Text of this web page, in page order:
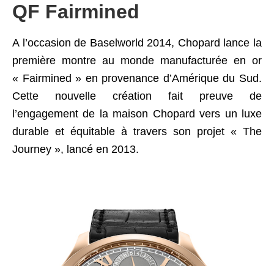
QF Fairmined
A l’occasion de Baselworld 2014, Chopard lance la
première montre au monde manufacturée en or
« Fairmined » en provenance d’Amérique du Sud.
Cette nouvelle création fait preuve de
l’engagement de la maison Chopard vers un luxe
durable et équitable à travers son projet « The
Journey », lancé en 2013.